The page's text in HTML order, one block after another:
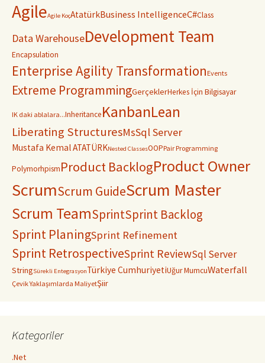
AgileAgile KoçAtatürkBusiness IntelligenceC#Class
Data WarehouseDevelopment Team
Encapsulation
Enterprise Agility TransformationEvents
Extreme ProgrammingGerçeklerHerkes İçin Bilgisayar
IK daki ablalara...InheritanceKanbanLean
Liberating StructuresMsSql Server
Mustafa Kemal ATATÜRKNested ClassesOOPPair Programming
PolymorhpismProduct BacklogProduct Owner
ScrumScrum GuideScrum Master
Scrum TeamSprintSprint Backlog
Sprint PlaningSprint Refinement
Sprint RetrospectiveSprint ReviewSql Server
StringSürekli EntegrasyonTürkiye CumhuriyetiUğur MumcuWaterfall
Çevik Yaklaşımlarda MaliyetŞiir
Kategoriler
.Net